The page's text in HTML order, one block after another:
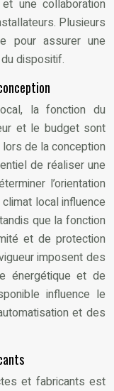
une collaboration
Plusieurs
pour assurer une
dispositif.
la fonction du
et le budget sont
de la conception
de réaliser une
l’orientation
local influence
que la fonction
et de protection
imposent des
énergétique et de
influence le
et des
et fabricants est